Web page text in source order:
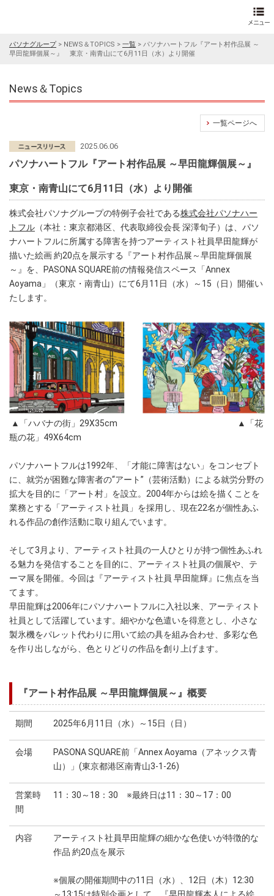
パソナグループ> NEWS＆TOPICS > 一覧 > パソナハートフル『アート村作品展 ～
早田龍輝個展～』 東京・南青山にて6月11日（水）より開催
News＆Topics
一覧ページへ
2025.06.06
パソナハートフル『アート村作品展 ～早田龍輝個展～』
東京・南青山にて6月11日（水）より開催
株式会社パソナグループの特例子会社である株式会社パソナハー
トフル （本社：東京都港区、代表取締役会長 深澤旬子）は、パソ
ナハートフルに所属する障害を持つアーティスト社員早田龍輝が
描いた絵画 約20点を展示する『アート村作品展～早田龍輝個展
～』を、PASONA SQUARE前の情報発信スペース「Annex
Aoyama」（東京・南青山）にて6月11日（水）～15（日）開催い
たします。
▲「ハバナの街」29X35cm ▲「花
瓶の花」49X64cm
パソナハートフルは1992年、「才能に障害はない」をコンセプト
に、就労が困難な障害者の“アート”（芸術活動）による就労分野の
拡大を目的に「アート村」を設立。2004年からは絵を描くことを
業務とする「アーティスト社員」を採用し、現在22名が個性あふ
れる作品の創作活動に取り組んでいます。
そして3月より、アーティスト社員の一人ひとりが持つ個性あふれ
る魅力を発信することを目的に、アーティスト社員の個展や、テ
ーマ展を開催。今回は『アーティスト社員 早田龍輝』に焦点を当
てます。
早田龍輝は2006年にパソナハートフルに入社以来、アーティスト
社員として活躍しています。細やかな色遣いを得意とし、小さな
製氷機をパレット代わりに用いて絵の具を組み合わせ、多彩な色
を作り出しながら、色とりどりの作品を創り上げます。
『アート村作品展 ～早田龍輝個展～』概要
期間 2025年6月11日（水）～15日（日）
会場
PASONA SQUARE前「Annex Aoyama（アネックス青
山）」(東京都港区南青山3-1-26)
営業時
間
11：30～18：30 ※最終日は11：30～17：00
内容
アーティスト社員早田龍輝の細かな色使いが特徴的な
作品 約20点を展示
※個展の開催期間中の11日（水）、12日（木）12:30